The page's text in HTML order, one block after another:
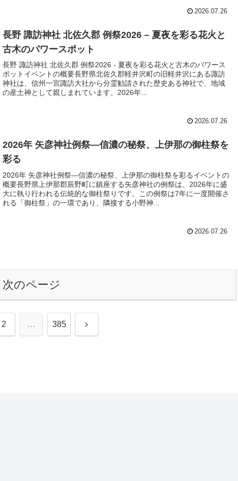
2026.07.26
長野 諏訪神社 北佐久郡 例祭2026 – 夏夜を彩る花火と
古木のパワースポット
長野 諏訪神社 北佐久郡 例祭2026 - 夏夜を彩る花火と古木のパワース
ポットイベントの概要長野県北佐久郡軽井沢町の旧軽井沢にある諏訪
神社は、信州一宮諏訪大社から分霊勧請された歴史ある神社で、地域
の産土神として親しまれています。2026年...
2026.07.26
2026年 矢彦神社例祭―信濃の秘祭、上伊那の御柱祭を
彩る
2026年 矢彦神社例祭―信濃の秘祭、上伊那の御柱祭を彩るイベントの
概要長野県上伊那郡辰野町に鎮座する矢彦神社の例祭は、2026年に盛
大に執り行われる伝統的な御柱祭りです。この例祭は7年に一度開催さ
れる「御柱祭」の一環であり、隣接する小野神...
2026.07.26
次のページ
2 … 385 次